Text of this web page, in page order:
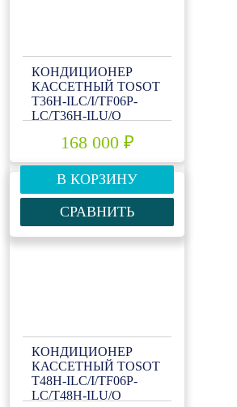
КОНДИЦИОНЕР
КАССЕТНЫЙ TOSOT
T36H-ILC/I/TF06P-
LC/T36H-ILU/O
168 000 ₽
В КОРЗИНУ
СРАВНИТЬ
КОНДИЦИОНЕР
КАССЕТНЫЙ TOSOT
T48H-ILC/I/TF06P-
LC/T48H-ILU/O